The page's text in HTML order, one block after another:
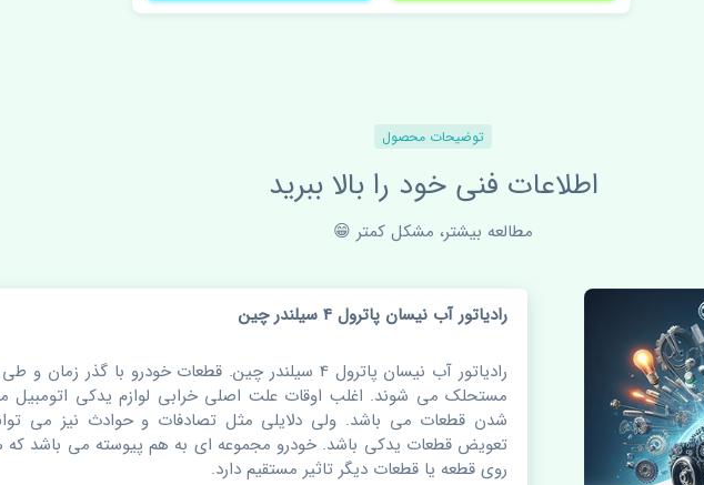
توضیحات محصول
اطلاعات فنی خود را بالا ببرید
مطالعه بیشتر، مشکل کمتر 😁
رادیاتور آب نیسان پاترول 4 سیلندر چین
رادیاتور آب نیسان پاترول 4 سیلندر چین. قطعات خودرو با گذر
مستحلک می شوند. اغلب اوقات علت اصلی خرابی لوازم یدکی اتومبیل
شدن قطعات می باشد. ولی دلایلی مثل تصادفات و حوادث نیز می
تعویض قطعات یدکی باشد. خودرو مجموعه ای به هم پیوسته می باشد که
روی قطعه یا قطعات دیگر تاثیر مستقیم دارد.